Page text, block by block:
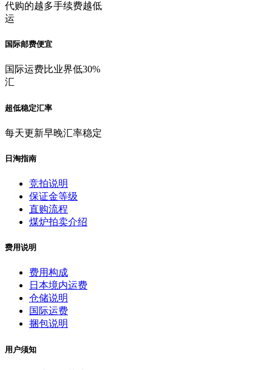
代购的越多手续费越低
运
国际邮费便宜
国际运费比业界低30%
汇
超低稳定汇率
每天更新早晚汇率稳定
日淘指南
竞拍说明
保证金等级
直购流程
煤炉拍卖介绍
费用说明
费用构成
日本境内运费
仓储说明
国际运费
捆包说明
用户须知